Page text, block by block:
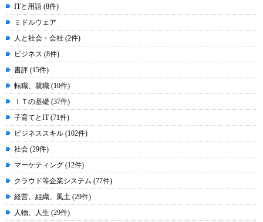
ITと用語 (8件)
ミドルウェア
人と社会・会社 (2件)
ビジネス (8件)
書評 (15件)
転職、就職 (10件)
ＩＴの基礎 (37件)
子育てとIT (71件)
ビジネススキル (102件)
社会 (29件)
マーケティング (12件)
クラウド等企業システム (77件)
経営、組織、風土 (29件)
人物、人生 (29件)